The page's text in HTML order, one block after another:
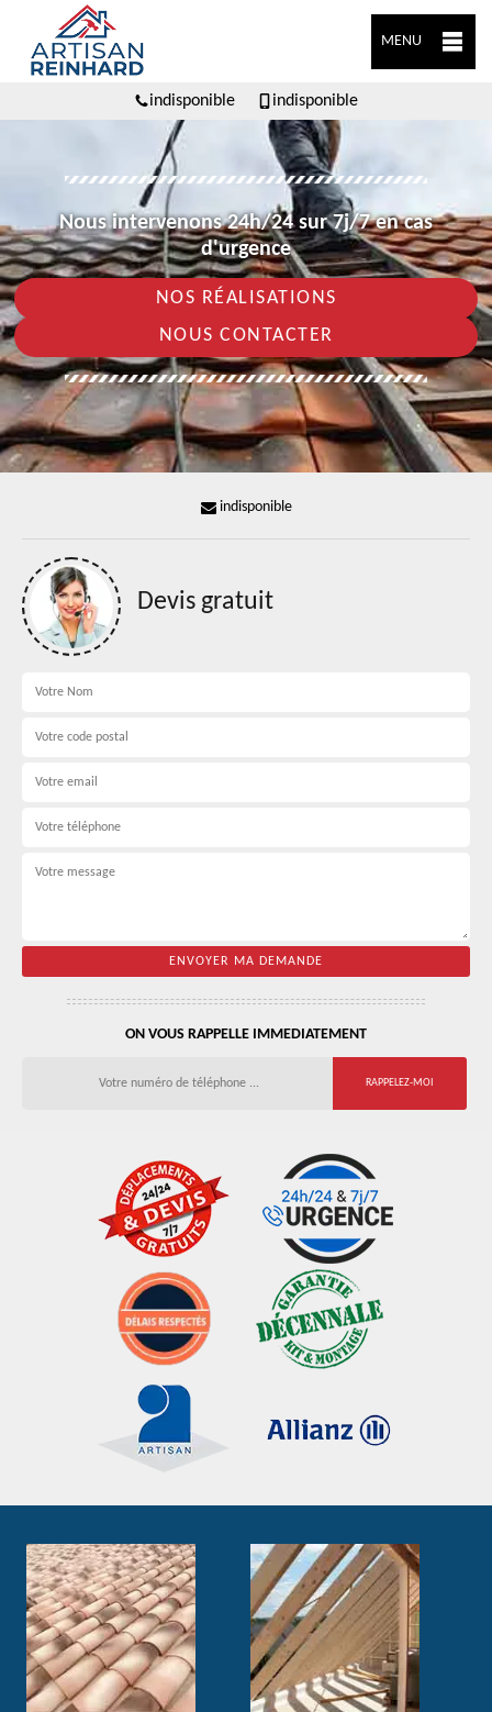
MENU
indisponible indisponible
Nous intervenons 24h/24 sur 7j/7 en cas
d'urgence
NOS RÉALISATIONS
NOUS CONTACTER
indisponible
Devis gratuit
ON VOUS RAPPELLE IMMEDIATEMENT